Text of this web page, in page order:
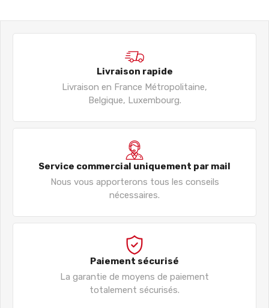
Livraison rapide
Livraison en France Métropolitaine,
Belgique, Luxembourg.
Service commercial uniquement par mail
Nous vous apporterons tous les conseils
nécessaires.
Paiement sécurisé
La garantie de moyens de paiement
totalement sécurisés.